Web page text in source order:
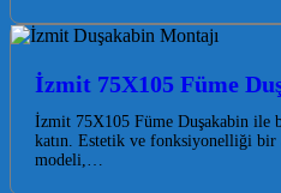
İzmit 75X105 Füme
İzmit 75X105 Füme Duşakabin ile
katın. Estetik ve fonksiyonelliği bir
modeli,…